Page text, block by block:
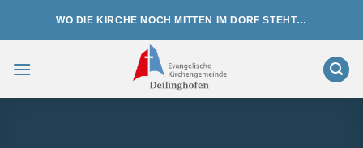
WO DIE KIRCHE NOCH MITTEN IM DORF STEHT…